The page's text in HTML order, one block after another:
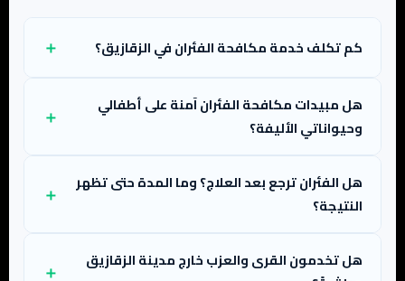
كم تكلف خدمة مكافحة الفئران في الزقازيق؟
هل مبيدات مكافحة الفئران آمنة على أطفالي
وحيواناتي الأليفة؟
هل الفئران ترجع بعد العلاج؟ وما المدة حتى تظهر
النتيجة؟
هل تخدمون القرى والعزب خارج مدينة الزقازيق